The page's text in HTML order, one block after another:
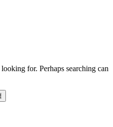
for. Perhaps searching can